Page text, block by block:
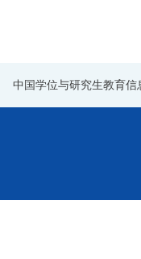
中国学位与研究生教育信